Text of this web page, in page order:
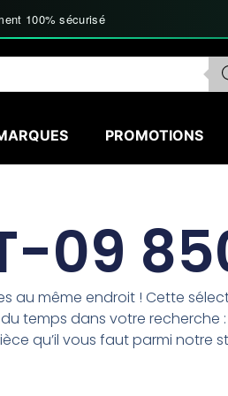
100% sécurisé
PROMOTIONS
09
au même endroit ! Cette
temps dans votre recherche
qu’il vous faut parmi notre